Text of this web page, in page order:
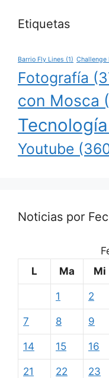
Etiquetas
Barrio Fly Lines (1) Challenge
Fotografía
con Mosca
Tecnología
Youtube
Noticias por
L
Ma Mi
1 2
7 8 9
14 15 16
21 22 23